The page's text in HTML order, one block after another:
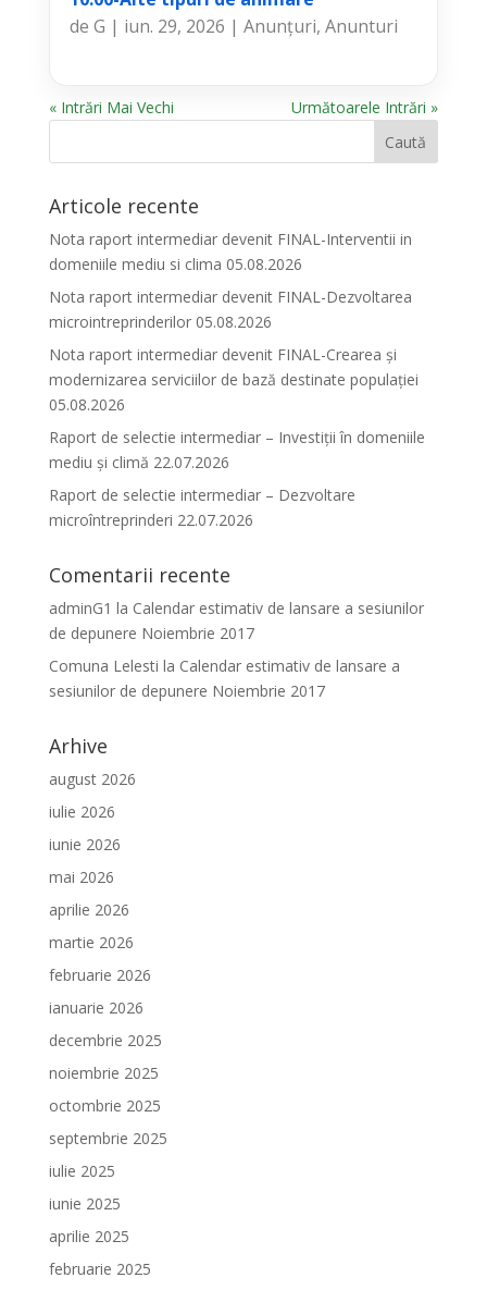
de G | iun. 29, 2026 | Anunțuri, Anunturi
« Intrări Mai Vechi Următoarele Intrări »
Articole recente
Nota raport intermediar devenit FINAL-Interventii in
domeniile mediu si clima 05.08.2026
Nota raport intermediar devenit FINAL-Dezvoltarea
microintreprinderilor 05.08.2026
Nota raport intermediar devenit FINAL-Crearea și
modernizarea serviciilor de bază destinate populației
05.08.2026
Raport de selectie intermediar – Investiții în domeniile
mediu și climă 22.07.2026
Raport de selectie intermediar – Dezvoltare
microîntreprinderi 22.07.2026
Comentarii recente
adminG1 la Calendar estimativ de lansare a sesiunilor
de depunere Noiembrie 2017
Comuna Lelesti la Calendar estimativ de lansare a
sesiunilor de depunere Noiembrie 2017
Arhive
august 2026
iulie 2026
iunie 2026
mai 2026
aprilie 2026
martie 2026
februarie 2026
ianuarie 2026
decembrie 2025
noiembrie 2025
octombrie 2025
septembrie 2025
iulie 2025
iunie 2025
aprilie 2025
februarie 2025